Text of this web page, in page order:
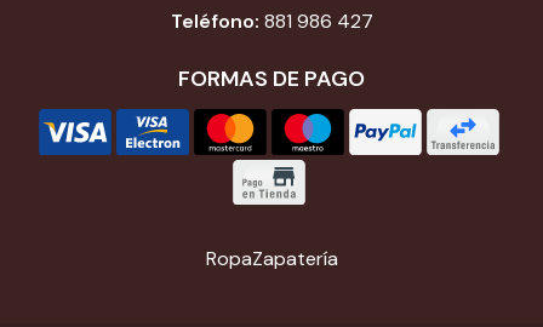
Teléfono: 881 986 427
FORMAS DE PAGO
RopaZapatería